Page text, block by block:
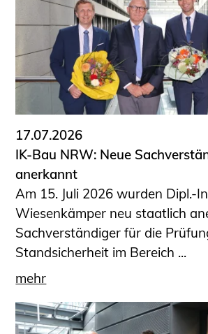
17.07.2026
IK-Bau NRW: Neue
anerkannt
Am 15. Juli 2026 wurden Dipl.-
Wiesenkämper neu staatlich
Sachverständiger für die
Standsicherheit im Bereich ...
mehr